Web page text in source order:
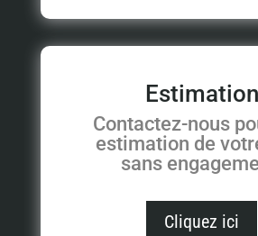
Estimation
Contactez-nous
estimation de
sans
Cliquez ici